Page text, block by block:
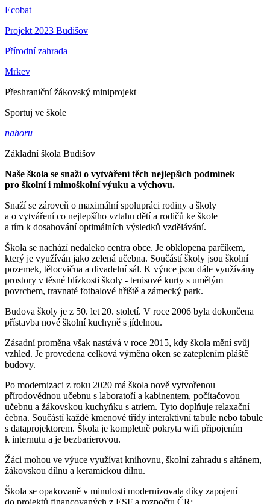
Ecobat
Projekt 2023 Budišov
Přírodní zahrada
Mrkev
Přeshraniční žákovský miniprojekt
Sportuj ve škole
nahoru
Základní škola Budišov
Naše škola se snaží o vytváření těch nejlepších podmínek
pro školní i mimoškolní výuku a výchovu.
Snaží se zároveň o maximální spolupráci rodiny a školy
a o vytváření co nejlepšího vztahu dětí a rodičů ke škole
a tím k dosahování optimálních výsledků vzdělávání.
Škola se nachází nedaleko centra obce. Je obklopena parčíkem,
který je využíván jako zelená učebna. Součástí školy jsou školní
pozemek, tělocvična a divadelní sál. K výuce jsou dále využívány
prostory v těsné blízkosti školy - tenisové kurty s umělým
povrchem, travnaté fotbalové hřiště a zámecký park.
Budova školy je z 50. let 20. století. V roce 2006 byla dokončena
přístavba nové školní kuchyně s jídelnou.
Zásadní proměna však nastává v roce 2015, kdy škola mění svůj
vzhled. Je provedena celková výměna oken se zateplením pláště
budovy.
Po modernizaci z roku 2020 má škola nově vytvořenou
přírodovědnou učebnu s laboratoří a kabinentem, počítačovou
učebnu a žákovskou kuchyňku s atriem. Tyto doplňuje relaxační
čebna. Součástí každé kmenové třídy interaktivní tabule nebo tabule
s dataprojektorem. Škola je kompletně pokryta wifi připojením
k internutu a je bezbarierovou.
Žáci mohou ve výuce využívat knihovnu, školní zahradu s altánem,
žákovskou dílnu a keramickou dílnu.
Škola se opakovaně v minulosti modernizovala díky zapojení
do projektů financovaných z ESF a rozpočtu ČR: